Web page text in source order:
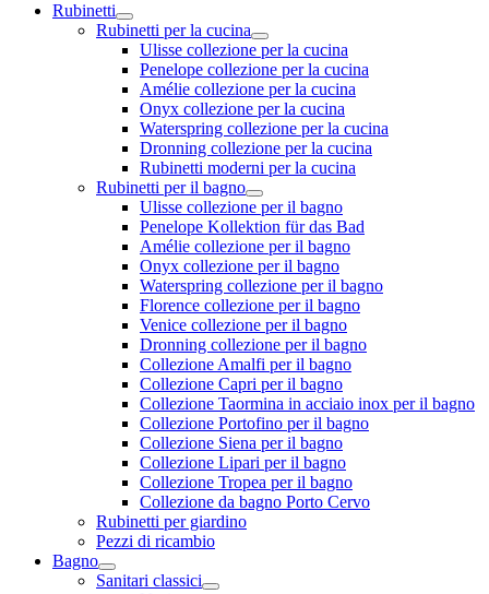
Rubinetti
Rubinetti per la cucina
Ulisse collezione per la cucina
Penelope collezione per la cucina
Amélie collezione per la cucina
Onyx collezione per la cucina
Waterspring collezione per la cucina
Dronning collezione per la cucina
Rubinetti moderni per la cucina
Rubinetti per il bagno
Ulisse collezione per il bagno
Penelope Kollektion für das Bad
Amélie collezione per il bagno
Onyx collezione per il bagno
Waterspring collezione per il bagno
Florence collezione per il bagno
Venice collezione per il bagno
Dronning collezione per il bagno
Collezione Amalfi per il bagno
Collezione Capri per il bagno
Collezione Taormina in acciaio inox per il bagno
Collezione Portofino per il bagno
Collezione Siena per il bagno
Collezione Lipari per il bagno
Collezione Tropea per il bagno
Collezione da bagno Porto Cervo
Rubinetti per giardino
Pezzi di ricambio
Bagno
Sanitari classici